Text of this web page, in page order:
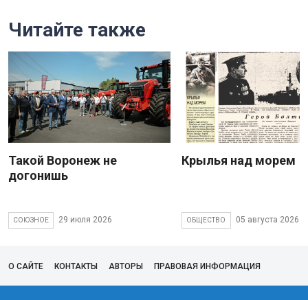
Читайте также
Такой Воронеж не
догонишь
СОЮЗНОЕ 29 июля 2026
Крылья над морем
ОБЩЕСТВО 05 августа 2026
О САЙТЕ КОНТАКТЫ АВТОРЫ ПРАВОВАЯ ИНФОРМАЦИЯ